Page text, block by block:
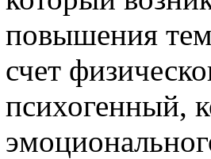
повышения
счет
психогенный,